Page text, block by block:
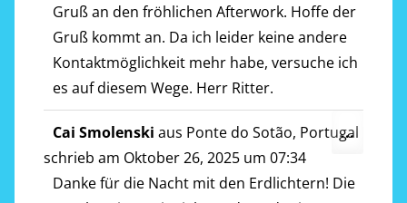
Gruß an den fröhlichen Afterwork. Hoffe der
Gruß kommt an. Da ich leider keine andere
Kontaktmöglichkeit mehr habe, versuche ich
es auf diesem Wege. Herr Ritter.
ein-/
Cai Smolenski aus Ponte do Sotão, Portugal
schrieb am Oktober 26, 2025 um 07:34
Danke für die Nacht mit den Erdlichtern! Die
...Diese
ein-/